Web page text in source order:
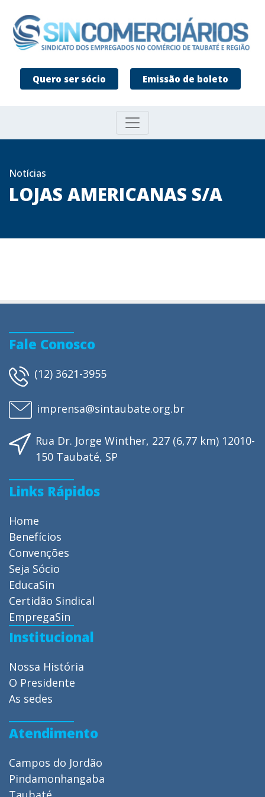
Quero ser sócio Emissão de boleto
Notícias
LOJAS AMERICANAS S/A
Fale Conosco
(12) 3621-3955
imprensa@sintaubate.org.br
Rua Dr. Jorge Winther, 227 (6,77 km) 12010-
150 Taubaté, SP
Links Rápidos
Home
Benefícios
Convenções
Seja Sócio
EducaSin
Certidão Sindical
EmpregaSin
Institucional
Nossa História
O Presidente
As sedes
Atendimento
Campos do Jordão
Pindamonhangaba